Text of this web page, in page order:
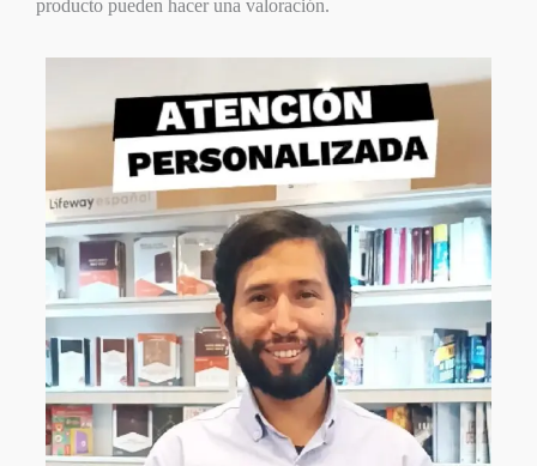
producto pueden hacer una valoración.